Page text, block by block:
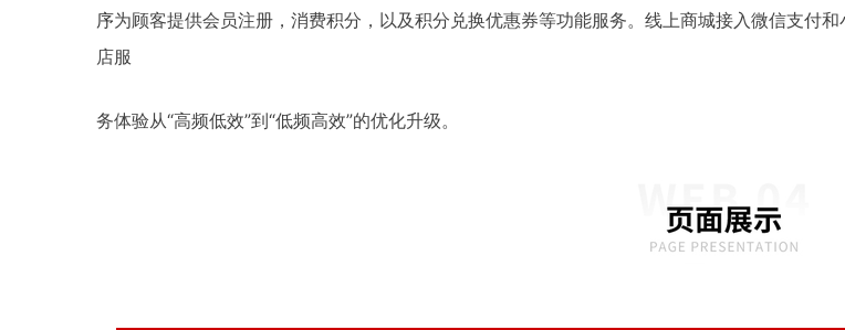
序为顾客提供会员注册，消费积分，以及积分兑换优惠券等功能服务。 线上商城接入微信支付
店服
务体验从“高频低效”到“低频高效”的优化升级。